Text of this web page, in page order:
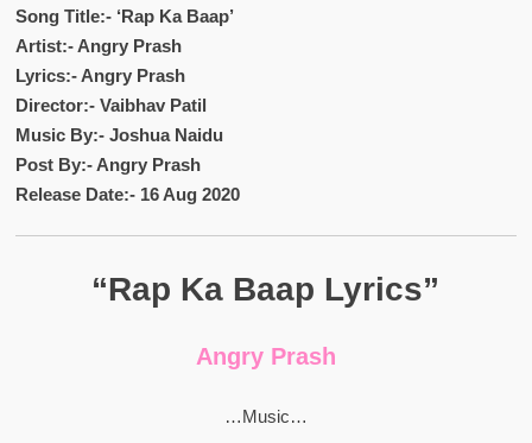
Song Title:- ‘Rap Ka Baap’
Artist:- Angry Prash
Lyrics:- Angry Prash
Director:- Vaibhav Patil
Music By:- Joshua Naidu
Post By:- Angry Prash
Release Date:- 16 Aug 2020
“Rap Ka Baap Lyrics”
Angry Prash
…music…